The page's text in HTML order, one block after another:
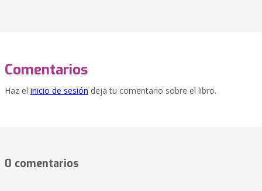
Comentarios
Haz el inicio de sesión deja tu comentario sobre el libro.
0 comentarios